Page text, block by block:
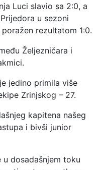
Luci slavio sa 2:0, a
u sezoni
rezultatom 1:0.
Željezničara i
jedino primila više
Zrinjskog – 27.
kapitena našeg
i bivši junior
u dosadašnjem toku